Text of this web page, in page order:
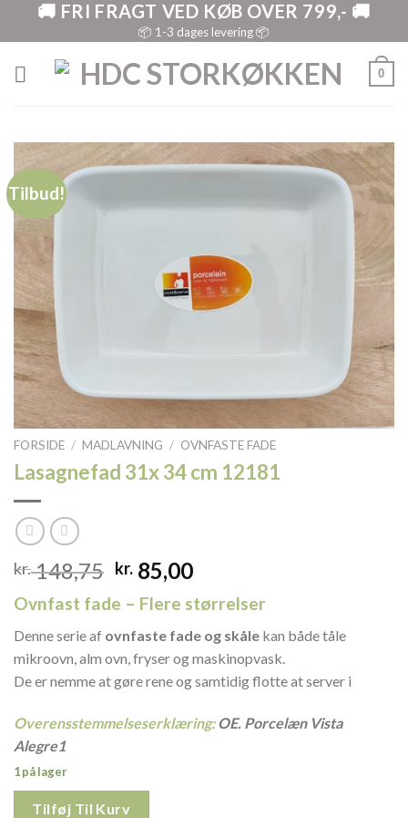
🚚 FRI FRAGT VED KØB OVER 799,- 🚚
📦 1-3 dages levering 📦
0
Tilbud!
FORSIDE / MADLAVNING / OVNFASTE FADE
Lasagnefad 31x 34 cm 12181
kr.148,75 Den
oprindelige
pris
var:
kr. 148,75.
kr. 85,00Den
aktuelle
pris
er:
kr. 85,00.
Ovnfast fade – Flere størrelser
Denne serie af ovnfaste fade og skåle kan både tåle
mikroovn, alm ovn, fryser og maskinopvask.
De er nemme at gøre rene og samtidig flotte at server i
Overensstemmelseserklæring:OE. Porcelæn Vista
Alegre1
1 på lager
Tilføj Til Kurv